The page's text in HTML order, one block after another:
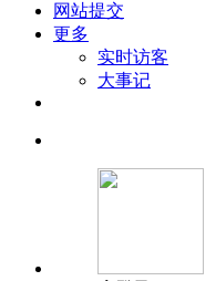
网站提交
更多
实时访客
大事记